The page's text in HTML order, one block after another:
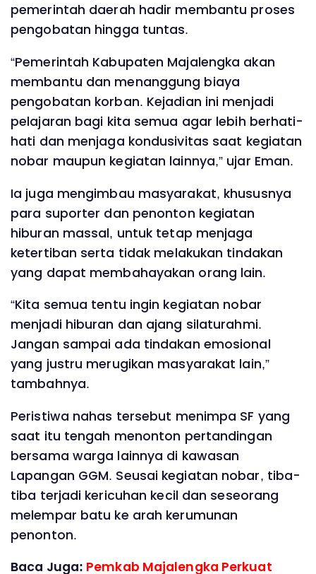
pemerintah daerah hadir membantu proses
pengobatan hingga tuntas.
“Pemerintah Kabupaten Majalengka akan
membantu dan menanggung biaya
pengobatan korban. Kejadian ini menjadi
pelajaran bagi kita semua agar lebih berhati-
hati dan menjaga kondusivitas saat kegiatan
nobar maupun kegiatan lainnya,” ujar Eman.
Ia juga mengimbau masyarakat, khususnya
para suporter dan penonton kegiatan
hiburan massal, untuk tetap menjaga
ketertiban serta tidak melakukan tindakan
yang dapat membahayakan orang lain.
“Kita semua tentu ingin kegiatan nobar
menjadi hiburan dan ajang silaturahmi.
Jangan sampai ada tindakan emosional
yang justru merugikan masyarakat lain,”
tambahnya.
Peristiwa nahas tersebut menimpa SF yang
saat itu tengah menonton pertandingan
bersama warga lainnya di kawasan
Lapangan GGM. Seusai kegiatan nobar, tiba-
tiba terjadi kericuhan kecil dan seseorang
melempar batu ke arah kerumunan
penonton.
Baca Juga: Pemkab Majalengka Perkuat